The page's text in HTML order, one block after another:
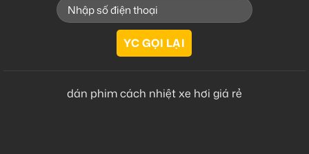
dán phim cách nhiệt xe hơi giá rẻ